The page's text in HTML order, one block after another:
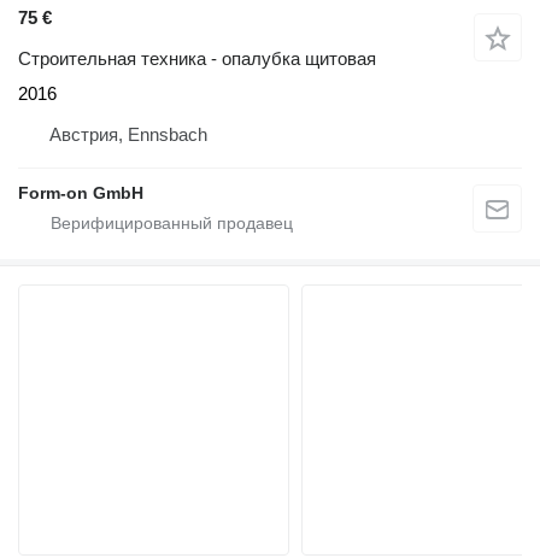
75 €
Строительная техника - опалубка щитовая
2016
Австрия, Ennsbach
Form-on GmbH